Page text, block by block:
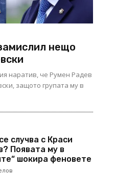
нещо
наратив, че Румен Радев
защото групата му в
случва с Краси
Появата му в
шокира феновете